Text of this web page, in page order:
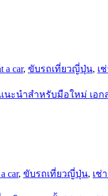
a car, ขับรถเที่ยวญี่ปุ่น, เ
car, ขับรถเที่ยวญี่ปุ่น, เช่